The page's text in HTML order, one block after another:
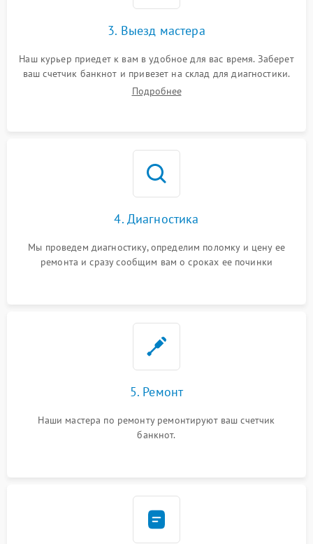
3. Выезд мастера
Наш курьер приедет к вам в удобное для вас время. Заберет
ваш счетчик банкнот и привезет на склад для диагностики.
Подробнее
4. Диагностика
Мы проведем диагностику, определим поломку и цену ее
ремонта и сразу сообщим вам о сроках ее починки
5. Ремонт
Наши мастера по ремонту ремонтируют ваш счетчик
банкнот.